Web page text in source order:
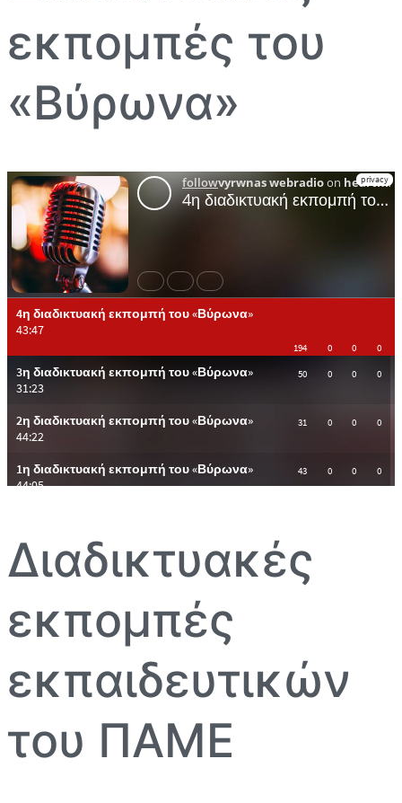
εκπομπές του
«Βύρωνα»
Διαδικτυακές
εκπομπές
εκπαιδευτικών
του ΠΑΜΕ